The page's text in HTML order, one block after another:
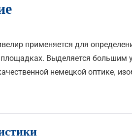
применяется для
Выделяется большим
немецкой оптике,